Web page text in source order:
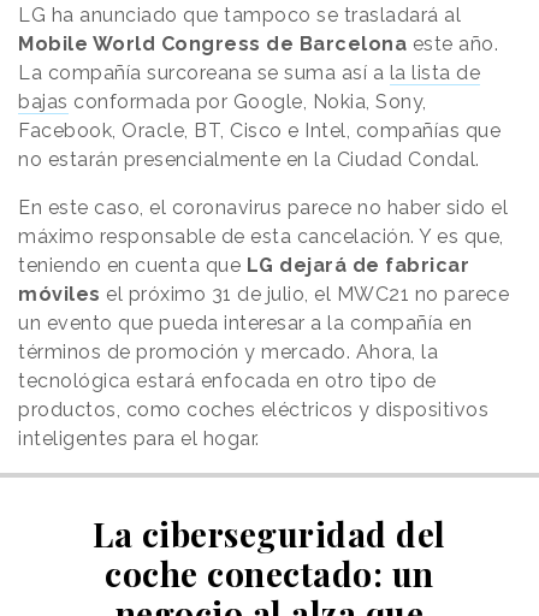
LG ha anunciado que tampoco se trasladará al
Mobile World Congress de Barcelona este año.
La compañía surcoreana se suma así a la lista de
bajas conformada por Google, Nokia, Sony,
Facebook, Oracle, BT, Cisco e Intel, compañías que
no estarán presencialmente en la Ciudad Condal.
En este caso, el coronavirus parece no haber sido el
máximo responsable de esta cancelación. Y es que,
teniendo en cuenta que LG dejará de fabricar
móviles el próximo 31 de julio, el MWC21 no parece
un evento que pueda interesar a la compañía en
términos de promoción y mercado. Ahora, la
tecnológica estará enfocada en otro tipo de
productos, como coches eléctricos y dispositivos
inteligentes para el hogar.
La ciberseguridad del
coche conectado: un